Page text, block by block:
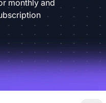
monthly and